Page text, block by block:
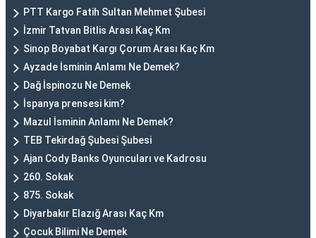
PTT Kargo Fatih Sultan Mehmet Şubesi
İzmir Tatvan Bitlis Arası Kaç Km
Sinop Boyabat Kargı Çorum Arası Kaç Km
Ayzade İsminin Anlamı Ne Demek?
Dağ İspinozu Ne Demek
İspanya prensesi kim?
Mazul İsminin Anlamı Ne Demek?
TEB Tekirdağ Şubesi Şubesi
Ajan Cody Banks Oyuncuları ve Kadrosu
260. Sokak
875. Sokak
Diyarbakır Elazığ Arası Kaç Km
Çocuk Bilimi Ne Demek